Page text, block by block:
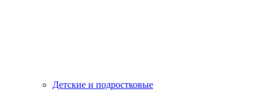
Детские и подростковые